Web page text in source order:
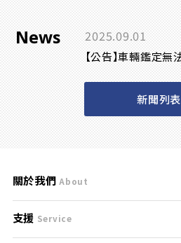
News 2025.09.01
【公告】車輛鑑定
新聞列表
關於我們 About
刊登規範
支援 Service